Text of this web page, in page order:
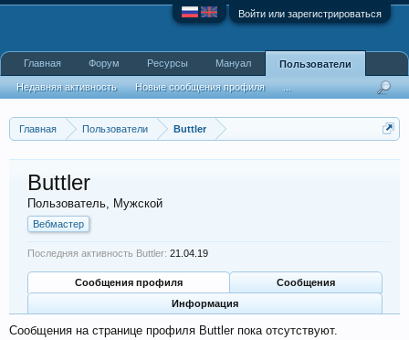
Войти или зарегистрироваться
Главная Пользователи Buttler
Buttler
Пользователь, Мужской
Вебмастер
Последняя активность Buttler: 21.04.19
Сообщения профиля
Сообщения
Информация
Сообщения на странице профиля Buttler пока отсутствуют.
Главная Форум Ресурсы Мануал Пользователи
Недавняя активность Новые сообщения профиля